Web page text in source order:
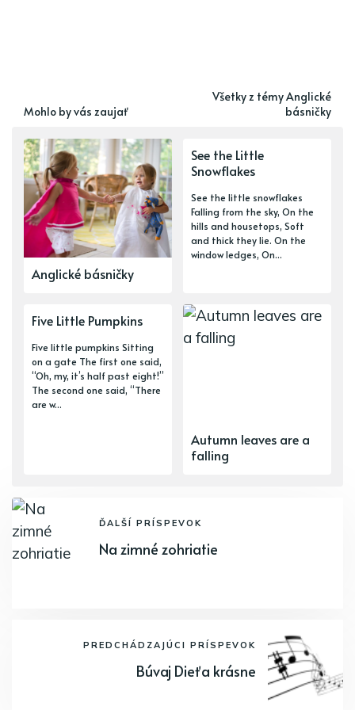
Mohlo by vás zaujať
Všetky z témy Anglické
básničky
Anglické básničky
See the Little
Snowflakes
See the little snowflakes
Falling from the sky, On the
hills and housetops, Soft
and thick they lie. On the
window ledges, On...
Five Little Pumpkins
Five little pumpkins Sitting
on a gate The first one said,
“Oh, my, it’s half past eight!”
The second one said, “There
are w...
Autumn leaves are a
falling
ĎALŠÍ PRÍSPEVOK
Na zimné zohriatie
PREDCHÁDZAJÚCI PRÍSPEVOK
Búvaj Dieťa krásne